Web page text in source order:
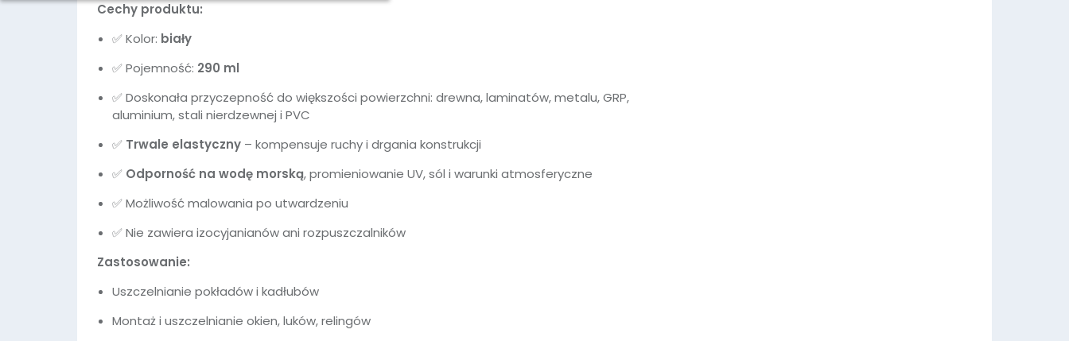
Cechy produktu:
✅ Kolor: biały
✅ Pojemność: 290 ml
✅ Doskonała przyczepność do większości powierzchni: drewna, laminatów, metalu, GRP,
aluminium, stali nierdzewnej i PVC
✅ Trwale elastyczny – kompensuje ruchy i drgania konstrukcji
✅ Odporność na wodę morską, promieniowanie UV, sól i warunki atmosferyczne
✅ Możliwość malowania po utwardzeniu
✅ Nie zawiera izocyjanianów ani rozpuszczalników
Zastosowanie:
Uszczelnianie pokładów i kadłubów
Montaż i uszczelnianie okien, luków, relingów